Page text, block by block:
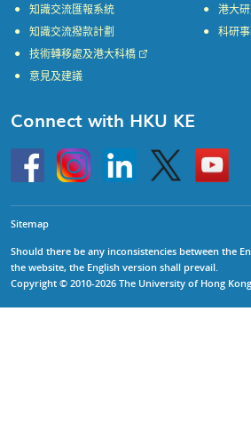
知識交流匯報系統
知識交流撥款計劃
港大
科研
技術轉移處及港大科橋
意見及建議
Connect with HKU KE
HKU
InstagramLinkedin Twitter
Go
to
HKU
Sitemap
Should there be any inconsistencies between the
the website, the English version shall prevail.
Copyright © 2010-2026 The University of Hong